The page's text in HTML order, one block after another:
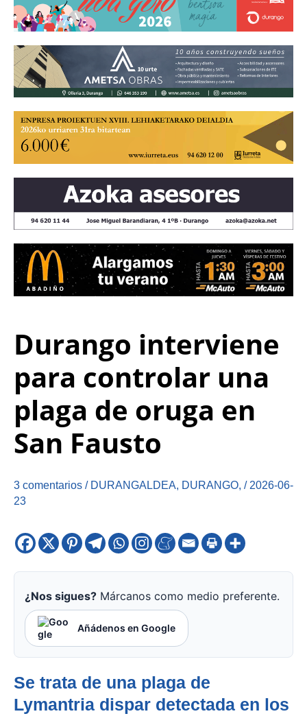
Durango interviene
para controlar una
plaga de oruga en
San Fausto
3 comentarios / DURANGALDEA, DURANGO, / 2026-06-
23
¿Nos sigues? Márcanos como medio preferente.
Añádenos en Google
Se trata de una plaga de
Lymantria dispar detectada en los